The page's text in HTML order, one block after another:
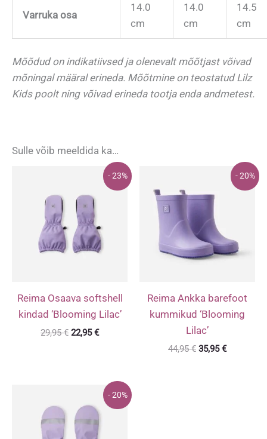
Varruka osa
14.0
cm
14.0
cm
14.5
cm
Mõõdud on indikatiivsed ja olenevalt mõõtjast võivad
mõningal määral erineda. Mõõtmine on teostatud Lilz
Kids poolt ning võivad erineda tootja enda andmetest.
Sulle võib meeldida ka…
- 23%
Reima Osaava softshell
kindad ‘Blooming Lilac’
29,95€ Algne
22,95€Praegune
- 20%
Reima Ankka barefoot
kummikud ‘Blooming
Lilac’
44,95€ Algne
35,95€Praegune
- 20%